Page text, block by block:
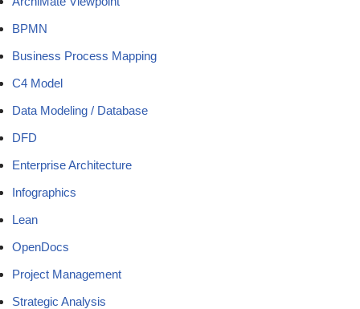
BPMN
Business Process Mapping
C4 Model
Data Modeling / Database
DFD
Enterprise Architecture
Infographics
Lean
OpenDocs
Project Management
Strategic Analysis